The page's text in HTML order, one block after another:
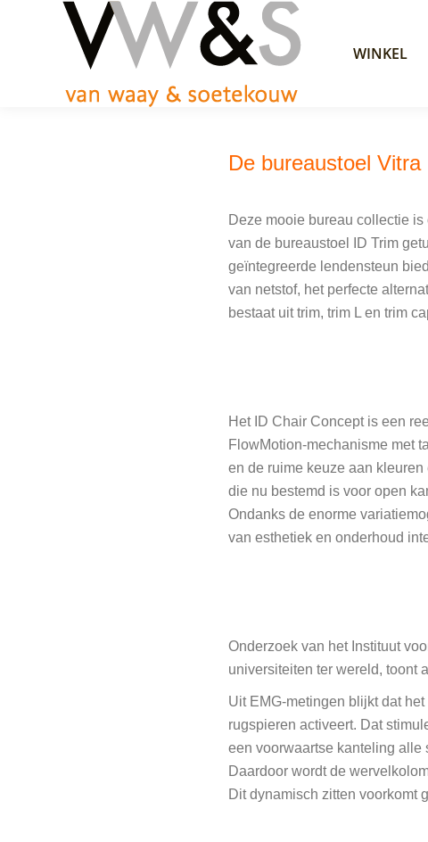
WINKEL
De bureaustoel Vitra
Deze mooie bureau collectie
van de bureaustoel ID Trim
geïntegreerde lendensteun
van netstof, het perfecte
bestaat uit trim, trim L en trim
Het ID Chair Concept is een
FlowMotion-mechanisme met
en de ruime keuze aan
die nu bestemd is voor open
Ondanks de enorme
van esthetiek en onderhoud
Onderzoek van het Instituut
universiteiten ter wereld, toont
Uit EMG-metingen blijkt dat
rugspieren activeert. Dat
een voorwaartse kanteling alle
Daardoor wordt de
Dit dynamisch zitten voorkomt